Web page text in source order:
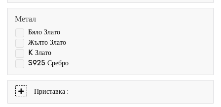
Бяло Злато
Жълто Злато
K Злато
S925 Сребро
Метал
Приставка :